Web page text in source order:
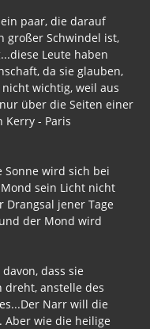
paar, die darauf
großer Schwindel ist,
Leute haben
da sie glauben,
wichtig, weil aus
über die Seiten einer
Kerry - Paris
Sonne wird sich bei
sein Licht nicht
Drangsal jener Tage
der Mond wird
dass sie
dreht, anstelle des
Narr will die
Aber wie die heilige